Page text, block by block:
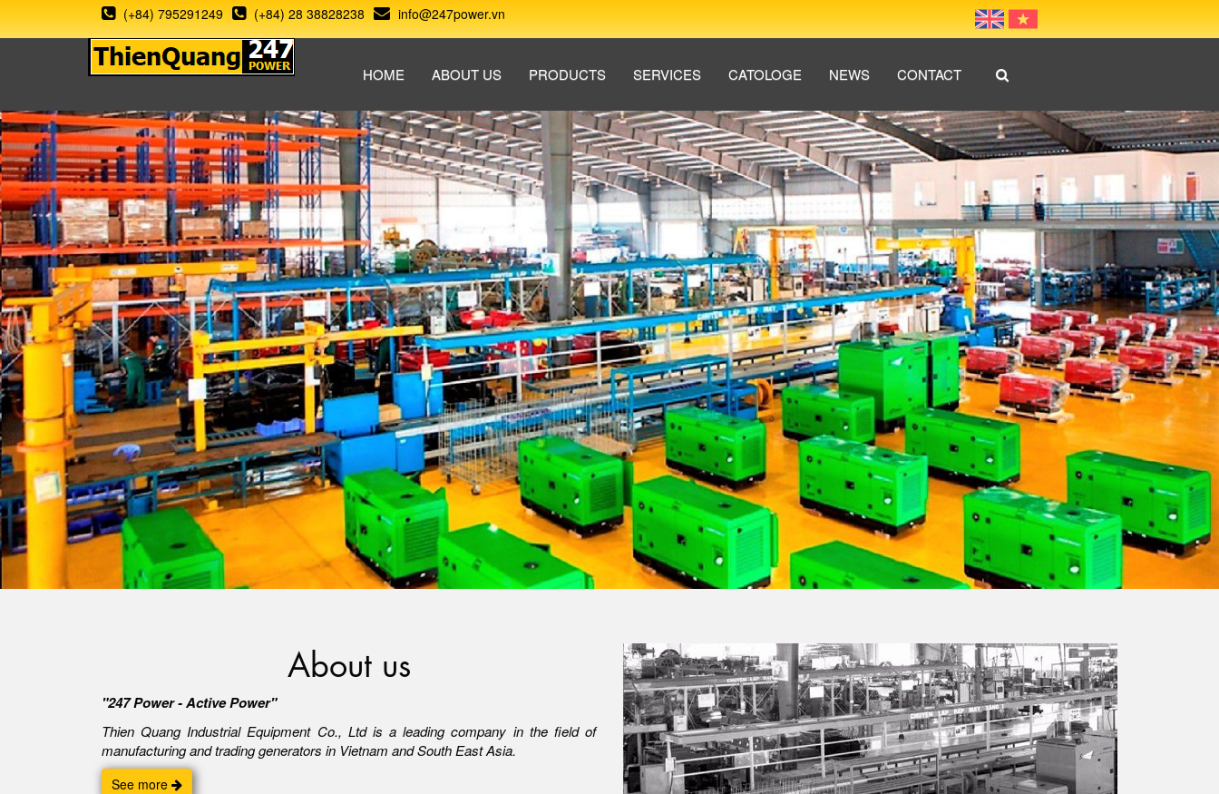
(+84) 795291249 (+84) 28 38828238 info@247power.vn
HOME ABOUT US PRODUCTS SERVICES CATOLOGE NEWS CONTACT
About us
"247 Power - Active Power"
Thien Quang Industrial Equipment Co., Ltd is a leading company in the field of
manufacturing and trading generators in Vietnam and South East Asia.
See more